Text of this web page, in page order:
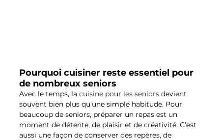
Pourquoi cuisiner reste essentiel pour
de nombreux seniors
Avec le temps, la cuisine pour les seniors devient
souvent bien plus qu’une simple habitude. Pour
beaucoup de seniors, préparer un repas est un
moment de détente, de plaisir et de créativité. C’est
aussi une façon de conserver des repères, de